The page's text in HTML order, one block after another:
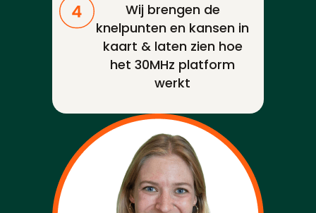
Wij brengen de
knelpunten en kansen in
kaart & laten zien hoe
het 30MHz platform
werkt